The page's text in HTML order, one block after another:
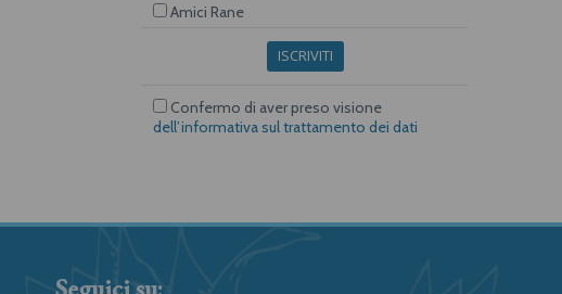
Amici Rane
ISCRIVITI
Confermo di aver preso visione
dell’informativa sul trattamento dei dati